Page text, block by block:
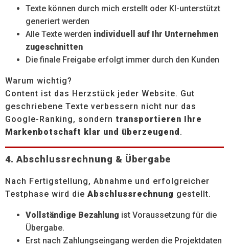
Texte können durch mich erstellt oder KI-unterstützt
generiert werden
Alle Texte werden individuell auf Ihr Unternehmen
zugeschnitten
Die finale Freigabe erfolgt immer durch den Kunden
Warum wichtig?
Content ist das Herzstück jeder Website. Gut
geschriebene Texte verbessern nicht nur das
Google-Ranking, sondern transportieren Ihre
Markenbotschaft klar und überzeugend .
4. Abschlussrechnung & Übergabe
Nach Fertigstellung, Abnahme und erfolgreicher
Testphase wird die Abschlussrechnung gestellt.
Vollständige Bezahlung ist Voraussetzung für die
Übergabe.
Erst nach Zahlungseingang werden die Projektdaten